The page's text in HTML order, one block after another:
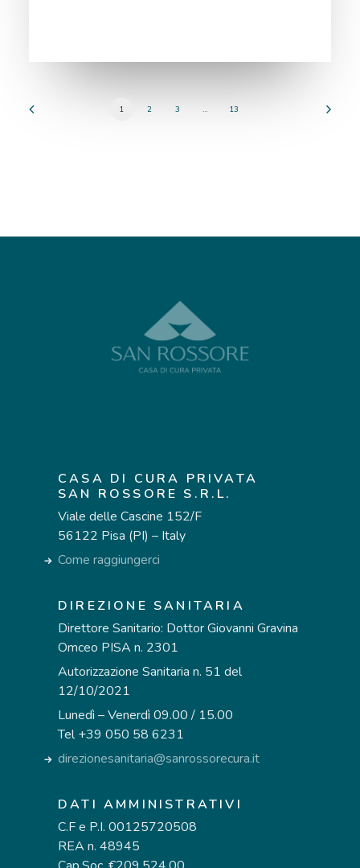
1 2 3 … 13
CASA DI CURA PRIVATA
SAN ROSSORE S.R.L.
Viale delle Cascine 152/F
56122 Pisa (PI) – Italy
Come raggiungerci
DIREZIONE SANITARIA
Direttore Sanitario: Dottor Giovanni Gravina
Omceo PISA n. 2301
Autorizzazione Sanitaria n. 51 del
12/10/2021
Lunedì – Venerdì 09.00 / 15.00
Tel +39 050 58 6231
direzionesanitaria@sanrossorecura.it
DATI AMMINISTRATIVI
C.F e P.I. 00125720508
REA n. 48945